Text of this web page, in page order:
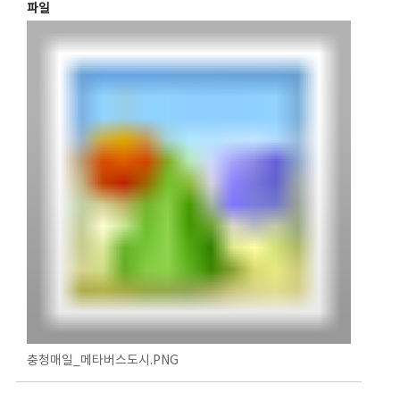
파일
충청매일_메타버스도시.PNG